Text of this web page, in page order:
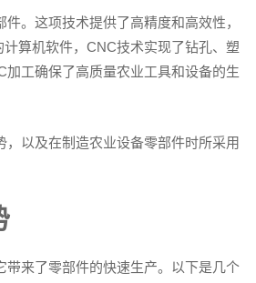
。这项技术提供了高精度和高效性，
算机软件，CNC技术实现了钻孔、塑
工确保了高质量农业工具和设备的生
以及在制造农业设备零部件时所采用
来了零部件的快速生产。以下是几个